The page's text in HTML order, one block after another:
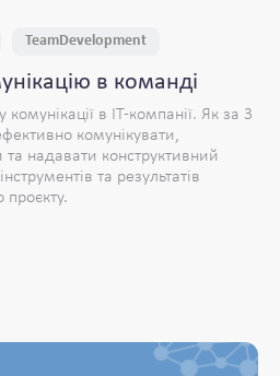
TeamDevelopment
в команді
в IT-компанії. Як за 3
комунікувати,
надавати конструктивний
та результатів
проєкту.